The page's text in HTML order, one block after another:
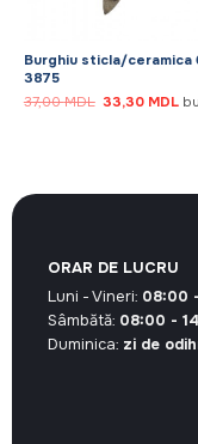
Burghiu sticla/ceramica
3875
37,00MDL Prețul
inițial
33,30 MDL
ORAR DE LUCRU
Luni - Vineri: 08:00
Sâmbătă: 08:00 -
Duminica: zi de